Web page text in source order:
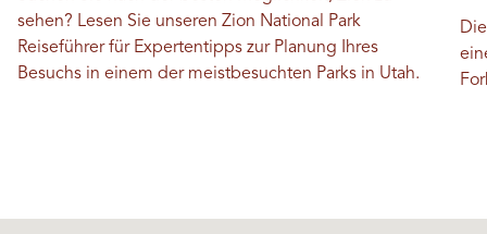
sehen? Lesen Sie unseren Zion National Park
Reiseführer für Expertentipps zur Planung Ihres
Besuchs in einem der meistbesuchten Parks in Utah.